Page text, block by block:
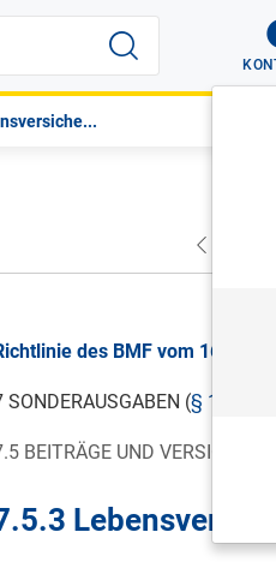
des BMF vom
SONDERAUSGABEN (§ 18
BEITRÄGE UND